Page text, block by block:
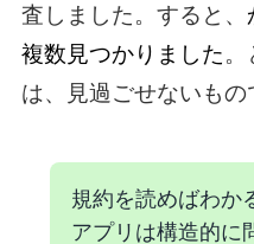
査しました。すると、
複数見つかりました。
は、見過ごせないもの
規約を読めばわか
アプリは構造的に